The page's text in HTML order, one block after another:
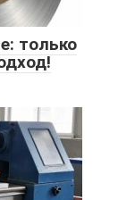
только